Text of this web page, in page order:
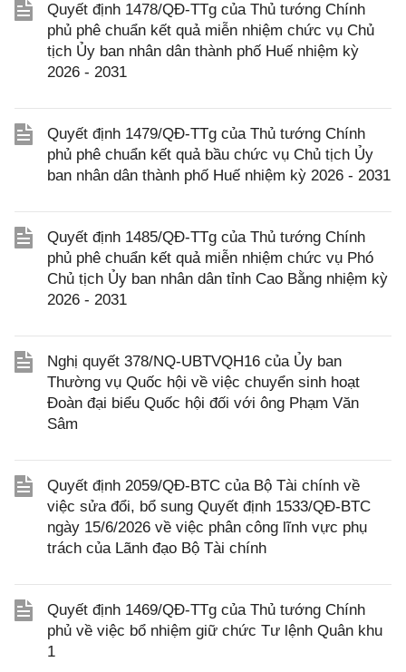
Quyết định 1478/QĐ-TTg của Thủ tướng Chính
phủ phê chuẩn kết quả miễn nhiệm chức vụ Chủ
tịch Ủy ban nhân dân thành phố Huế nhiệm kỳ
2026 - 2031
Quyết định 1479/QĐ-TTg của Thủ tướng Chính
phủ phê chuẩn kết quả bầu chức vụ Chủ tịch Ủy
ban nhân dân thành phố Huế nhiệm kỳ 2026 - 2031
Quyết định 1485/QĐ-TTg của Thủ tướng Chính
phủ phê chuẩn kết quả miễn nhiệm chức vụ Phó
Chủ tịch Ủy ban nhân dân tỉnh Cao Bằng nhiệm kỳ
2026 - 2031
Nghị quyết 378/NQ-UBTVQH16 của Ủy ban
Thường vụ Quốc hội về việc chuyển sinh hoạt
Đoàn đại biểu Quốc hội đối với ông Phạm Văn
Sâm
Quyết định 2059/QĐ-BTC của Bộ Tài chính về
việc sửa đổi, bổ sung Quyết định 1533/QĐ-BTC
ngày 15/6/2026 về việc phân công lĩnh vực phụ
trách của Lãnh đạo Bộ Tài chính
Quyết định 1469/QĐ-TTg của Thủ tướng Chính
phủ về việc bổ nhiệm giữ chức Tư lệnh Quân khu
1